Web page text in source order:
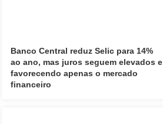
Banco Central reduz Selic para 14%
ao ano, mas juros seguem elevados e
favorecendo apenas o mercado
financeiro